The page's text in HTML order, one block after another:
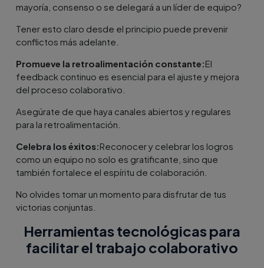
mayoría, consenso o se delegará a un líder de equipo?
Tener esto claro desde el principio puede prevenir
conflictos más adelante.
Promueve la retroalimentación constante:El
feedback continuo es esencial para el ajuste y mejora
del proceso colaborativo.
Asegúrate de que haya canales abiertos y regulares
para la retroalimentación.
Celebra los éxitos:Reconocer y celebrar los logros
como un equipo no solo es gratificante, sino que
también fortalece el espíritu de colaboración.
No olvides tomar un momento para disfrutar de tus
victorias conjuntas.
Herramientas tecnológicas para
facilitar el trabajo colaborativo